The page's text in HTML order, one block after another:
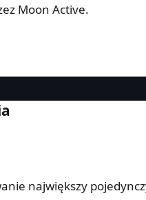
Moon Active.
największy